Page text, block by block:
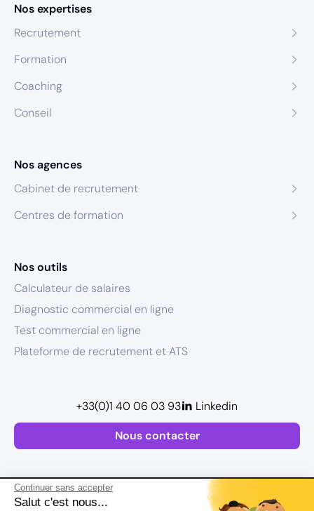
Continuer sans accepter
Salut c'est nous...
Nos expertises
Recrutement
Formation
Coaching
Conseil
Nos agences
Cabinet de recrutement
Centres de formation
Nos outils
Calculateur de salaires
Diagnostic commercial en ligne
Test commercial en ligne
Plateforme de recrutement et ATS
Nous contacter
+33(0)1 40 06 03 93 Linkedin